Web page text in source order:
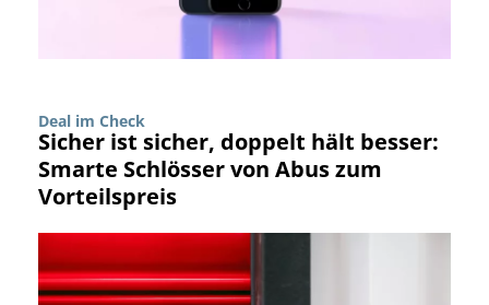
Deal im Check
Sicher ist sicher, doppelt hält besser:
Smarte Schlösser von Abus zum
Vorteilspreis